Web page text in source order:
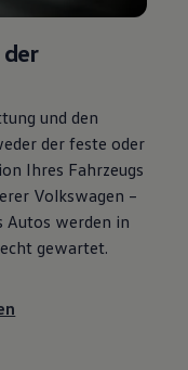
und den
der feste oder
Ihres Fahrzeugs
Volkswagen –
Autos werden in
gewartet.